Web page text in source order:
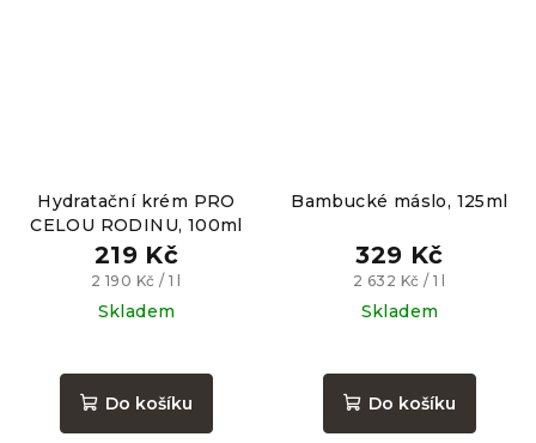
Hydratační krém PRO
CELOU RODINU, 100ml
219 Kč
Měrná
cena:
2 190 Kč / 1 l
Skladem
hodnocení
produktu
Do košíku
Bambucké máslo, 125ml
329 Kč
Měrná
cena:
2 632 Kč / 1 l
Skladem
Do košíku